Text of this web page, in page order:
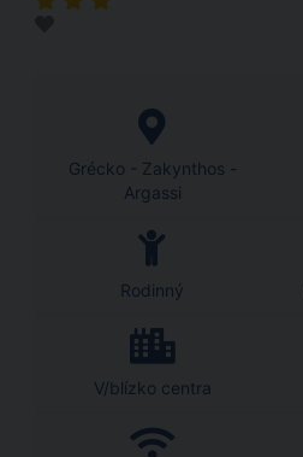
Grécko - Zakynthos -
Argassi
Rodinný
V/blízko centra